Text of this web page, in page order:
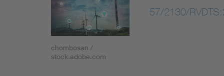
chombosan /
stock.adobe.com
57/2130/